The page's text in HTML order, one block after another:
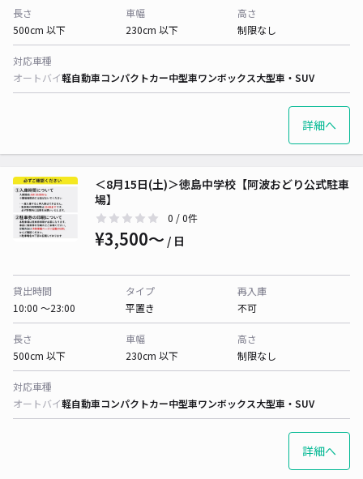
長さ
500cm 以下
車幅
230cm 以下
高さ
制限なし
対応車種
オートバイ軽自動車コンパクトカー中型車ワンボックス大型車・SUV
詳細へ
＜8月15日(土)＞徳島中学校【阿波おどり公式駐車
場】
0 / 0件
¥3,500〜 / 日
貸出時間
10:00 〜23:00
タイプ
平置き
再入庫
不可
長さ
500cm 以下
車幅
230cm 以下
高さ
制限なし
対応車種
オートバイ軽自動車コンパクトカー中型車ワンボックス大型車・SUV
詳細へ